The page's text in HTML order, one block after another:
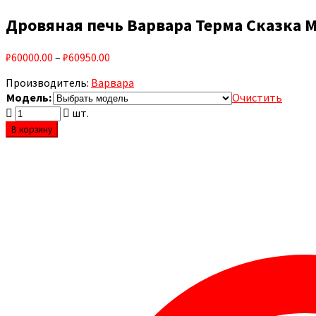
Дровяная печь Варвара Терма Сказка
₽60000.00 – ₽60950.00
Производитель: Варвара
Модель:
Очистить
шт.
В корзину